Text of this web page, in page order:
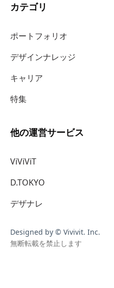
カテゴリ
ポートフォリオ
デザインナレッジ
キャリア
特集
他の運営サービス
ViViViT
D.TOKYO
デザナレ
Designed by © Vivivit. Inc.
無断転載を禁止します